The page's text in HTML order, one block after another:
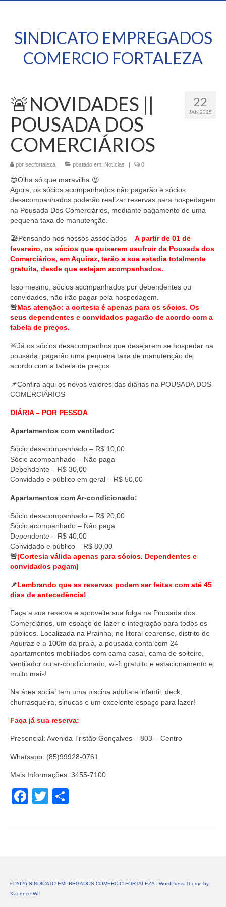
SINDICATO EMPREGADOS
COMERCIO FORTALEZA
22
JAN 2025
🚨NOVIDADES ||
POUSADA DOS
COMERCIÁRIOS
por secfortaleza | postado em: Notícias | 0
😍Olha só que maravilha 😍
Agora, os sócios acompanhados não pagarão e sócios
desacompanhados poderão realizar reservas para hospedagem
na Pousada Dos Comerciários, mediante pagamento de uma
pequena taxa de manutenção.
🏖️Pensando nos nossos associados – A partir de 01 de
fevereiro, os sócios que quiserem usufruir da Pousada dos
Comerciários, em Aquiraz, terão a sua estadia totalmente
gratuita, desde que estejam acompanhados.
Isso mesmo, sócios acompanhados por dependentes ou
convidados, não irão pagar pela hospedagem.
🚨Mas atenção: a cortesia é apenas para os sócios. Os
seus dependentes e convidados pagarão de acordo com a
tabela de preços.
🚨Já os sócios desacompanhos que desejarem se hospedar na
pousada, pagarão uma pequena taxa de manutenção de
acordo com a tabela de preços.
📌Confira aqui os novos valores das diárias na POUSADA DOS
COMERCIÁRIOS
DIÁRIA – POR PESSOA
Apartamentos com ventilador:
Sócio desacompanhado – R$ 10,00
Sócio acompanhado – Não paga
Dependente – R$ 30,00
Convidado e público em geral – R$ 50,00
Apartamentos com Ar-condicionado:
Sócio desacompanhado – R$ 20,00
Sócio acompanhado – Não paga
Dependente – R$ 40,00
Convidado e público – R$ 80,00
🚨(Cortesia válida apenas para sócios. Dependentes e
convidados pagam)
📌Lembrando que as reservas podem ser feitas com até 45
dias de antecedência!
Faça a sua reserva e aproveite sua folga na Pousada dos
Comerciários, um espaço de lazer e integração para todos os
públicos. Localizada na Prainha, no litoral cearense, distrito de
Aquiraz e a 100m da praia, a pousada conta com 24
apartamentos mobiliados com cama casal, cama de solteiro,
ventilador ou ar-condicionado, wi-fi gratuito e estacionamento e
muito mais!
Na área social tem uma piscina adulta e infantil, deck,
churrasqueira, sinucas e um excelente espaço para lazer!
Faça já sua reserva:
Presencial: Avenida Tristão Gonçalves – 803 – Centro
Whatsapp: (85)99928-0761
Mais Informações: 3455-7100
Facebook
Twitter
© 2026 SINDICATO EMPREGADOS COMERCIO FORTALEZA - WordPress Theme by
Kadence WP